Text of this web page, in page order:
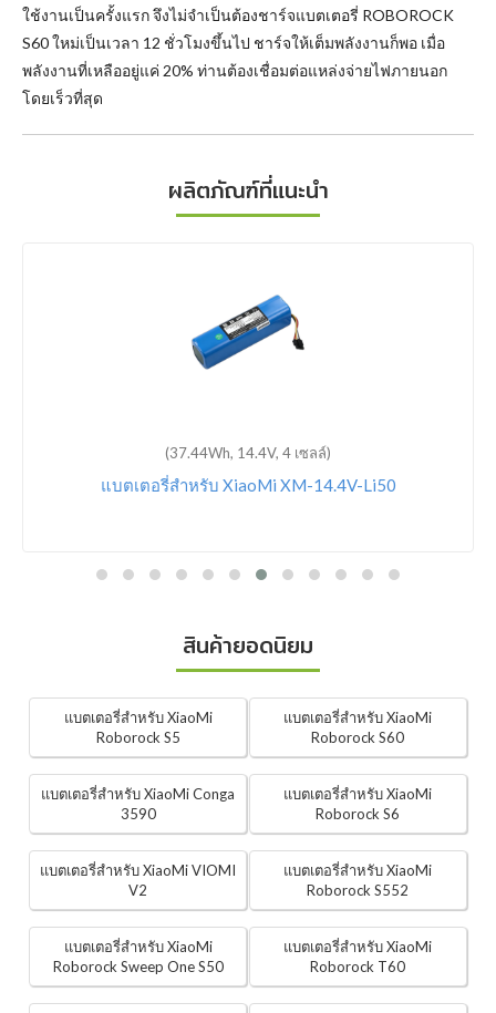
ใช้งานเป็นครั้งแรก จึงไม่จำเป็นต้องชาร์จแบตเตอรี่ ROBOROCK
S60 ใหม่เป็นเวลา 12 ชั่วโมงขึ้นไป ชาร์จให้เต็มพลังงานก็พอ เมื่อ
พลังงานที่เหลืออยู่แค่ 20% ท่านต้องเชื่อมต่อแหล่งจ่ายไฟภายนอก
โดยเร็วที่สุด
ผลิตภัณฑ์ที่แนะนำ
(37.44Wh, 14.4V, 4 เซลล์)
แบตเตอรี่สำหรับ XiaoMi XM-14.4V-Li50
สินค้ายอดนิยม
แบตเตอรี่สำหรับ XiaoMi
Roborock S5
แบตเตอรี่สำหรับ XiaoMi
Roborock S60
แบตเตอรี่สำหรับ XiaoMi Conga
3590
แบตเตอรี่สำหรับ XiaoMi
Roborock S6
แบตเตอรี่สำหรับ XiaoMi VIOMI
V2
แบตเตอรี่สำหรับ XiaoMi
Roborock S552
แบตเตอรี่สำหรับ XiaoMi
Roborock Sweep One S50
แบตเตอรี่สำหรับ XiaoMi
Roborock T60